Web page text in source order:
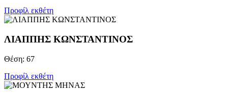
Προφίλ εκθέτη
ΛΙΑΠΠΗΣ KΩΝΣΤΑΝΤΙΝΟΣ
Θέση: 67
Προφίλ εκθέτη